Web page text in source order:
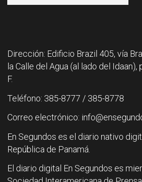
Dirección: Edificio Brazil 405, vía
la Calle del Agua (al lado del Idaan),
F.
Teléfono: 385-8777 / 385-8778
Correo electrónico:
En Segundos es el diario nativo
República de Panamá.
El diario digital En Segundos es